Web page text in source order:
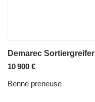
Demarec Sortiergreifer
10 900 €
Benne preneuse